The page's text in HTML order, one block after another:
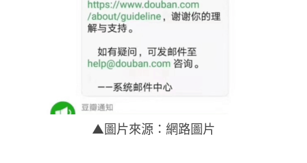
▲圖片來源：網路圖片